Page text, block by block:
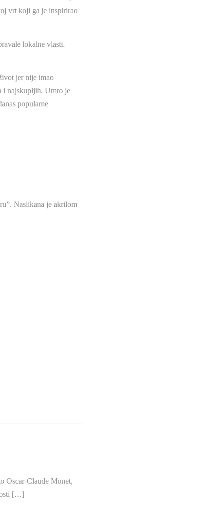
vrt koji ga je inspirirao
lokalne vlasti.
jer nije imao
i najskupljih. Umro je
popularne
Naslikana je akrilom
Oscar-Claude Monet,
[…]